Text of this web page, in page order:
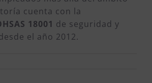
cuenta con la
18001 de seguridad y
el año 2012.